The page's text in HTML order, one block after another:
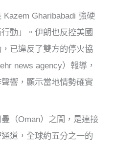
Gharibabadi 強硬
動」。伊朗也反控美國
已違反了雙方的停火協
news agency）報導，
響，顯示當地情勢確實
（Oman）之間，是連接
道，全球約五分之一的